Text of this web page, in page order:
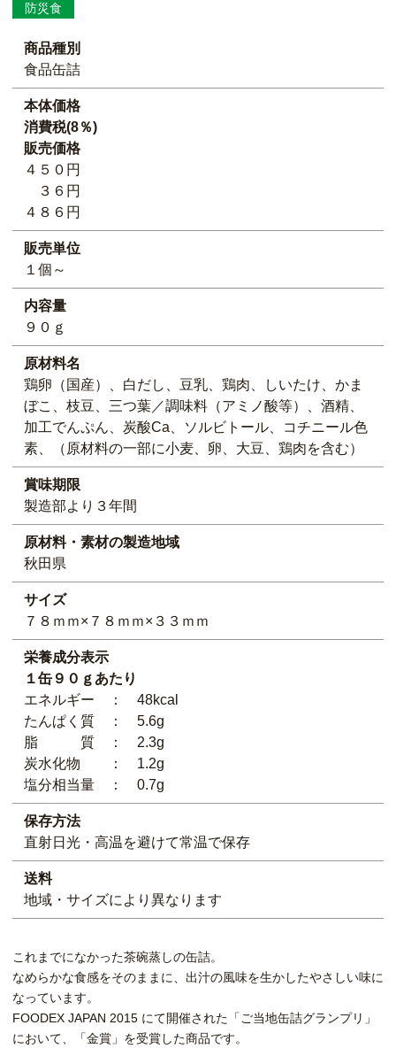
防災食
商品種別
食品缶詰
本体価格
消費税(8％)
販売価格
４５０円
３６円
４８６円
販売単位
１個～
内容量
９０ｇ
原材料名
鶏卵（国産）、白だし、豆乳、鶏肉、しいたけ、かま
ぼこ、枝豆、三つ葉／調味料（アミノ酸等）、酒精、
加工でんぷん、炭酸Ca、ソルビトール、コチニール色
素、（原材料の一部に小麦、卵、大豆、鶏肉を含む）
賞味期限
製造部より３年間
原材料・素材の製造地域
秋田県
サイズ
７８ｍｍ×７８ｍｍ×３３ｍｍ
栄養成分表示
１缶９０ｇあたり
エネルギー ： 48kcal
たんぱく質 ： 5.6g
脂 質 ： 2.3g
炭水化物 ： 1.2g
塩分相当量 ： 0.7g
保存方法
直射日光・高温を避けて常温で保存
送料
地域・サイズにより異なります
これまでになかった茶碗蒸しの缶詰。
なめらかな食感をそのままに、出汁の風味を生かしたやさしい味に
なっています。
FOODEX JAPAN 2015 にて開催された「ご当地缶詰グランプリ」
において、「金賞」を受賞した商品です。